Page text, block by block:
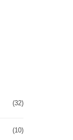
(32)
(10)